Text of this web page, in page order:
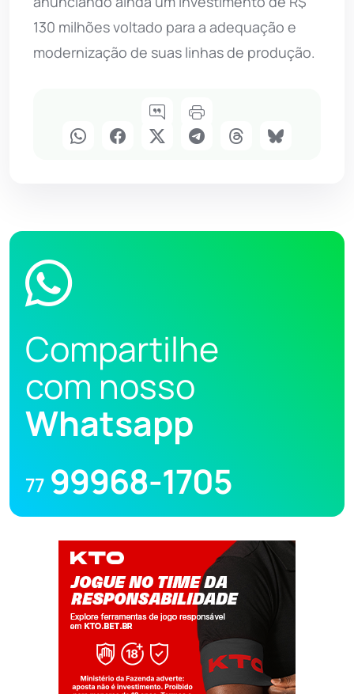
130 milhões voltado para a adequação e
modernização de suas linhas de produção.
Compartilhe
com nosso
Whatsapp
77 99968-1705